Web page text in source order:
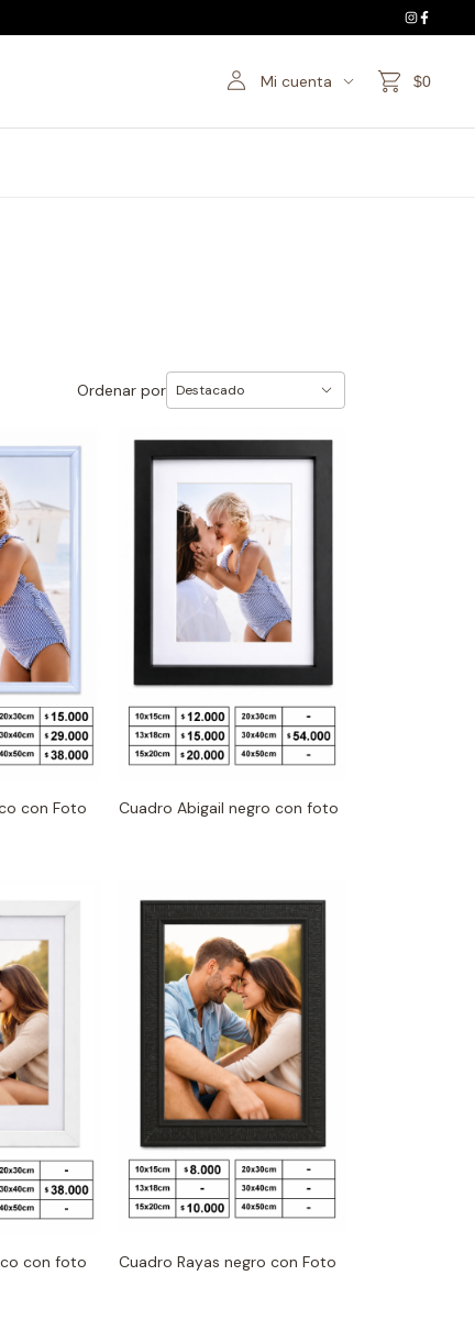
Mi cuenta $0
Ordenar por
con Foto Cuadro Abigail negro con foto
con foto Cuadro Rayas negro con Foto